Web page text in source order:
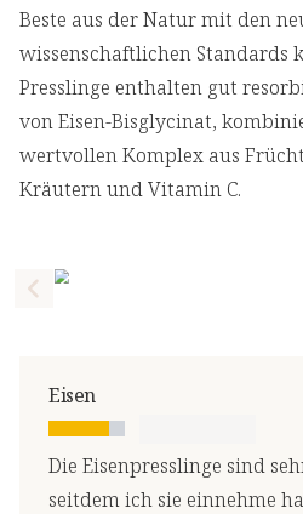
Beste aus der Natur mit den
wissenschaftlichen Standards
Presslinge enthalten gut
von Eisen-Bisglycinat,
wertvollen Komplex aus
Kräutern und Vitamin C.
Previous slide
Eisen
Die Eisenpresslinge sind
seitdem ich sie einnehme